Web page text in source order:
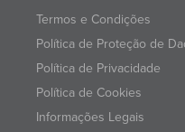
Termos e Condições
Política de Proteção de
Política de Privacidade
Política de Cookies
Informações Legais